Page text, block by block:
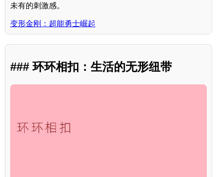
未有的刺激感。
变形金刚：超能勇士崛起
### 环环相扣：生活的无形纽带